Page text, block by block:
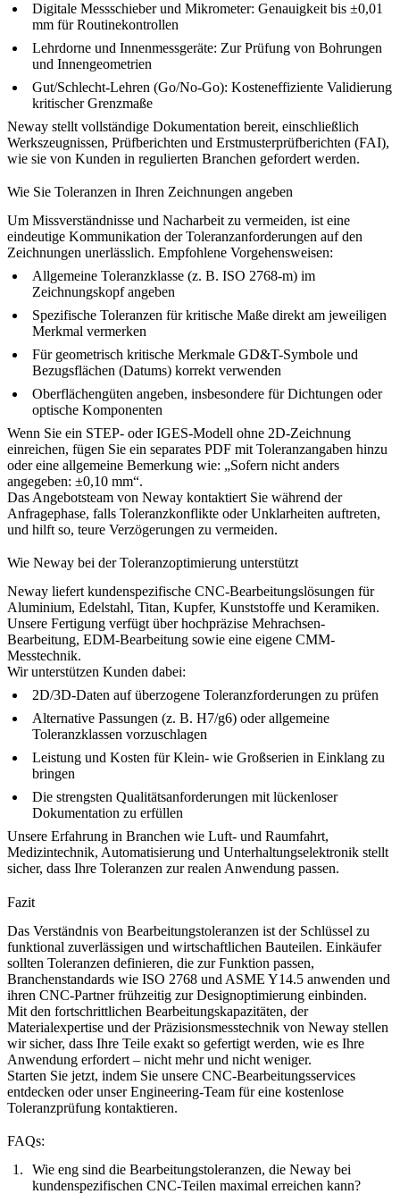
Digitale Messschieber und Mikrometer: Genauigkeit bis ±0,01
mm für Routinekontrollen
Lehrdorne und Innenmessgeräte: Zur Prüfung von Bohrungen
und Innengeometrien
Gut/Schlecht-Lehren (Go/No-Go): Kosteneffiziente Validierung
kritischer Grenzmaße
Neway stellt vollständige Dokumentation bereit, einschließlich
Werkszeugnissen, Prüfberichten und Erstmusterprüfberichten (FAI),
wie sie von Kunden in regulierten Branchen gefordert werden.
Wie Sie Toleranzen in Ihren Zeichnungen angeben
Um Missverständnisse und Nacharbeit zu vermeiden, ist eine
eindeutige Kommunikation der Toleranzanforderungen auf den
Zeichnungen unerlässlich. Empfohlene Vorgehensweisen:
Allgemeine Toleranzklasse (z. B. ISO 2768-m) im
Zeichnungskopf angeben
Spezifische Toleranzen für kritische Maße direkt am jeweiligen
Merkmal vermerken
Für geometrisch kritische Merkmale GD&T-Symbole und
Bezugsflächen (Datums) korrekt verwenden
Oberflächengüten angeben, insbesondere für Dichtungen oder
optische Komponenten
Wenn Sie ein STEP- oder IGES-Modell ohne 2D-Zeichnung
einreichen, fügen Sie ein separates PDF mit Toleranzangaben hinzu
oder eine allgemeine Bemerkung wie: „Sofern nicht anders
angegeben: ±0,10 mm“.
Das Angebotsteam von Neway kontaktiert Sie während der
Anfragephase, falls Toleranzkonflikte oder Unklarheiten auftreten,
und hilft so, teure Verzögerungen zu vermeiden.
Wie Neway bei der Toleranzoptimierung unterstützt
Neway liefert kundenspezifische CNC-Bearbeitungslösungen für
Aluminium, Edelstahl, Titan, Kupfer, Kunststoffe und Keramiken.
Unsere Fertigung verfügt über hochpräzise Mehrachsen-
Bearbeitung, EDM-Bearbeitung sowie eine eigene CMM-
Messtechnik.
Wir unterstützen Kunden dabei:
2D/3D-Daten auf überzogene Toleranzforderungen zu prüfen
Alternative Passungen (z. B. H7/g6) oder allgemeine
Toleranzklassen vorzuschlagen
Leistung und Kosten für Klein- wie Großserien in Einklang zu
bringen
Die strengsten Qualitätsanforderungen mit lückenloser
Dokumentation zu erfüllen
Unsere Erfahrung in Branchen wie Luft- und Raumfahrt,
Medizintechnik, Automatisierung und Unterhaltungselektronik stellt
sicher, dass Ihre Toleranzen zur realen Anwendung passen.
Fazit
Das Verständnis von Bearbeitungstoleranzen ist der Schlüssel zu
funktional zuverlässigen und wirtschaftlichen Bauteilen. Einkäufer
sollten Toleranzen definieren, die zur Funktion passen,
Branchenstandards wie ISO 2768 und ASME Y14.5 anwenden und
ihren CNC-Partner frühzeitig zur Designoptimierung einbinden.
Mit den fortschrittlichen Bearbeitungskapazitäten, der
Materialexpertise und der Präzisionsmesstechnik von Neway stellen
wir sicher, dass Ihre Teile exakt so gefertigt werden, wie es Ihre
Anwendung erfordert – nicht mehr und nicht weniger.
Starten Sie jetzt, indem Sie unsere CNC-Bearbeitungsservices
entdecken oder unser Engineering-Team für eine kostenlose
Toleranzprüfung kontaktieren.
FAQs:
Wie eng sind die Bearbeitungstoleranzen, die Neway bei
kundenspezifischen CNC-Teilen maximal erreichen kann?